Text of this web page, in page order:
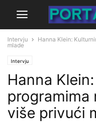
Intervju
Hanna Klein:
mlade
Intervju
Hanna
više privući